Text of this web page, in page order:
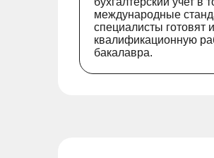
международные
специалисты
квалификационную
бакалавра.